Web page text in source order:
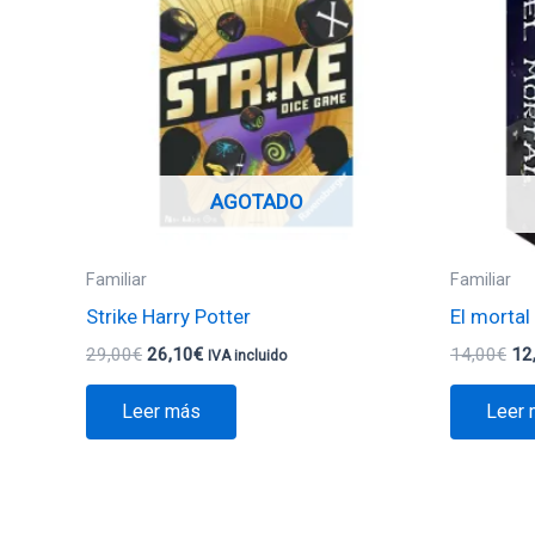
AGOTADO
Familiar
Strike Harry Potter
29,00€
29,00€.
26,10€
26,10€.
IVA incluido
Leer más
Familiar
El mortal
14,00€
Leer